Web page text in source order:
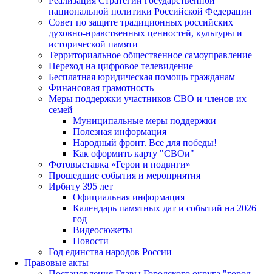
национальной политики Российской Федерации
Совет по защите традиционных российских
духовно-нравственных ценностей, культуры и
исторической памяти
Территориальное общественное самоуправление
Переход на цифровое телевидение
Бесплатная юридическая помощь гражданам
Финансовая грамотность
Меры поддержки участников СВО и членов их
семей
Муниципальные меры поддержки
Полезная информация
Народный фронт. Все для победы!
Как оформить карту "СВОи"
Фотовыставка «Герои и подвиги»
Прошедшие события и мероприятия
Ирбиту 395 лет
Официальная информация
Календарь памятных дат и событий на 2026
год
Видеосюжеты
Новости
Год единства народов России
Правовые акты